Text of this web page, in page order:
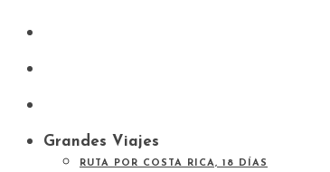
Grandes Viajes
RUTA POR COSTA RICA, 18 DÍAS